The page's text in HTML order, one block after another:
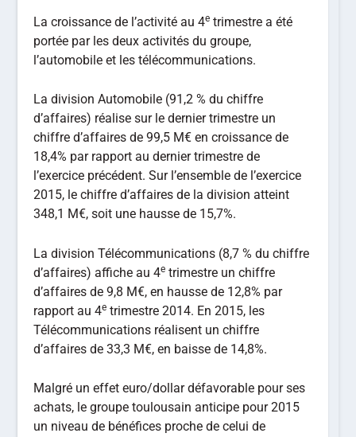
La croissance de l’activité au 4e trimestre a été
portée par les deux activités du groupe,
l’automobile et les télécommunications.
La division Automobile (91,2 % du chiffre
d’affaires) réalise sur le dernier trimestre un
chiffre d’affaires de 99,5 M€ en croissance de
18,4% par rapport au dernier trimestre de
l’exercice précédent. Sur l’ensemble de l’exercice
2015, le chiffre d’affaires de la division atteint
348,1 M€, soit une hausse de 15,7%.
La division Télécommunications (8,7 % du chiffre
d’affaires) affiche au 4e trimestre un chiffre
d’affaires de 9,8 M€, en hausse de 12,8% par
rapport au 4e trimestre 2014. En 2015, les
Télécommunications réalisent un chiffre
d’affaires de 33,3 M€, en baisse de 14,8%.
Malgré un effet euro/dollar défavorable pour ses
achats, le groupe toulousain anticipe pour 2015
un niveau de bénéfices proche de celui de